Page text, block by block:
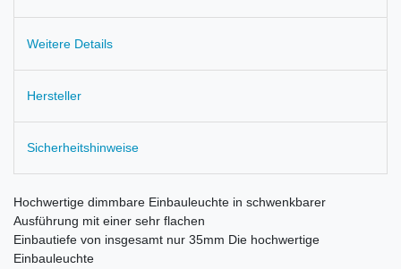
Weitere Details
Hersteller
Sicherheitshinweise
Hochwertige dimmbare Einbauleuchte in schwenkbarer
Ausführung mit einer sehr flachen
Einbautiefe von insgesamt nur 35mm Die hochwertige
Einbauleuchte